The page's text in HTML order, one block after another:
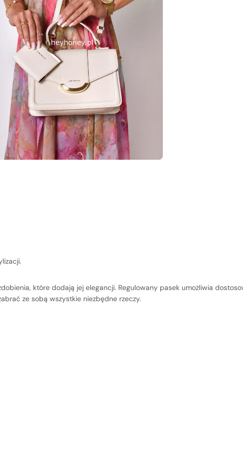
które dodają jej elegancji. Regulowany pasek umożliwia
ze sobą wszystkie niezbędne rzeczy.
Szybki